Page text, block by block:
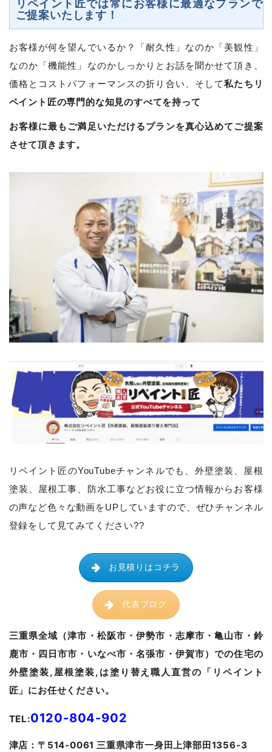
リペイント匠では常にお客様に最適なプランで
ご提案いたします！
お客様が何を望んでいるか？「耐久性」なのか「美観性」
なのか「機能性」なのかしっかりとお話を聞かせて頂き、
価格とコストパフォーマンスの折り合い、そして私たちリ
ペイント匠の専門的な知見のすべてを持って
お客様に最もご満足いただけるプランを真心込めてご提案
させて頂きます。
リペイント匠のYouTubeチャンネルでも、 外壁塗装、屋根
塗装、屋根工事、防水工事などお役に立つ情報からお客様
の声など色々な動画をUPしていますので、ぜひチャンネル
登録をして見てみてください??
お見積りはコチラ
代表ブログ
三重県全域（津市・松阪市・伊勢市・志摩市・亀山市・鈴
鹿市・四日市市・いなべ市・名張市・伊賀市）での住宅の
外壁塗装,屋根塗装,は塗り替え職人直営の「リペイント
匠」にお任せください。
TEL:0120-804-902
津店：〒514-0061 三重県津市一身田上津部田1356-3